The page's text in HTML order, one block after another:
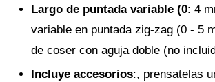
Largo de puntada variable (0: 4
variable en puntada zig-zag (0 - 5
de coser con aguja doble (no
Incluye accesorios:, prensatelas